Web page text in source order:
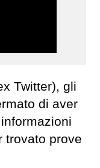
Twitter), gli
di aver
trovato prove